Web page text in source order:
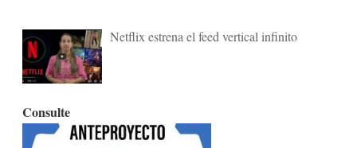
Netflix estrena el feed vertical infinito
Consulte